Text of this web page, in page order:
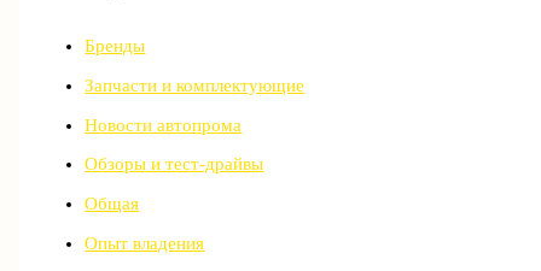
Бренды
Запчасти и комплектующие
Новости автопрома
Обзоры и тест-драйвы
Общая
Опыт владения